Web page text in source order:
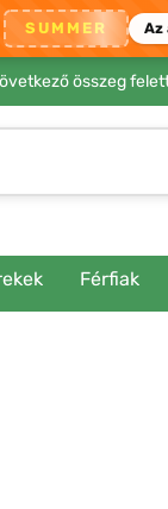
SUMMER Az
összeg
Férfiak